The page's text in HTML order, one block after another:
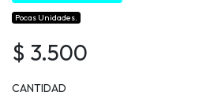
Pocas Unidades.
$ 3.500
CANTIDAD